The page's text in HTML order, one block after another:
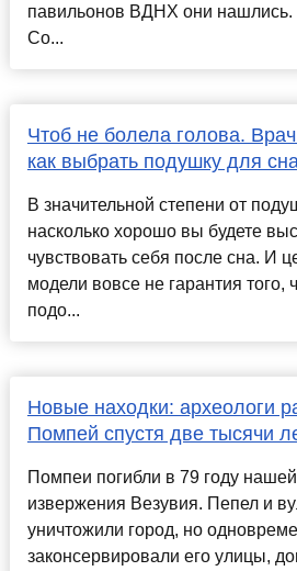
павильонов ВДНХ они
Со...
Чтоб не болела голова.
как выбрать подушку для сна
В значительной степени от
насколько хорошо вы будете
чувствовать себя после сна. И
модели вовсе не гарантия того,
подо...
Новые находки: археологи
Помпей спустя две тысячи
Помпеи погибли в 79 году
извержения Везувия. Пепел и
уничтожили город, но
законсервировали его улицы,